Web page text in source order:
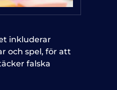
inkluderar
och spel, för att
falska